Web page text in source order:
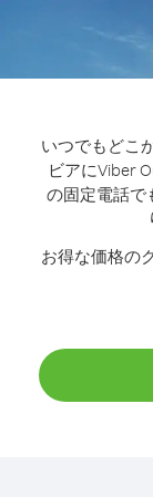
いつでもどこ
ビアにViber
の固定電話で
お得な価格の